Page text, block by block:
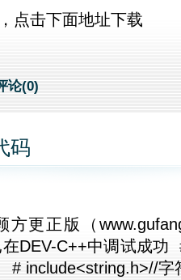
点击下面地址下载
论(0)
码
更正版（
DEV-C++中调试成功
include<string.h>//字